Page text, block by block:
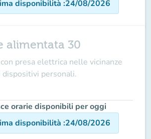
disponibilità :24/08/2026
alimentata 30
presa elettrica nelle vicinanze
dispositivi personali.
orarie disponibili per oggi
disponibilità :24/08/2026